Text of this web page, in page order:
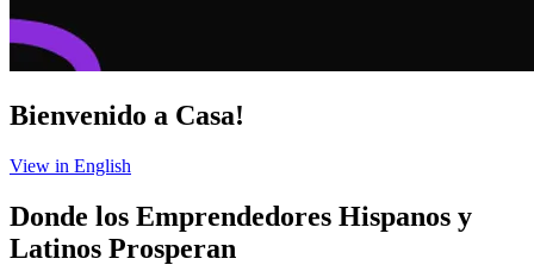
Bienvenido a Casa!
View in English
Donde los Emprendedores Hispanos y
Latinos Prosperan